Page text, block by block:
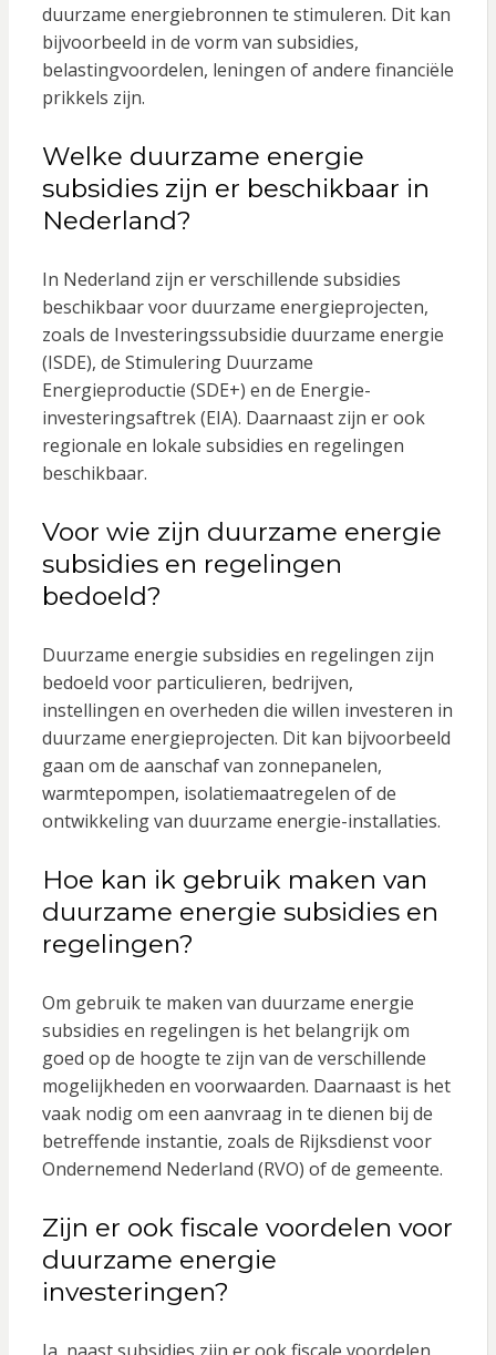
duurzame energiebronnen te stimuleren. Dit kan
bijvoorbeeld in de vorm van subsidies,
belastingvoordelen, leningen of andere financiële
prikkels zijn.
Welke duurzame energie
subsidies zijn er beschikbaar in
Nederland?
In Nederland zijn er verschillende subsidies
beschikbaar voor duurzame energieprojecten,
zoals de Investeringssubsidie duurzame energie
(ISDE), de Stimulering Duurzame
Energieproductie (SDE+) en de Energie-
investeringsaftrek (EIA). Daarnaast zijn er ook
regionale en lokale subsidies en regelingen
beschikbaar.
Voor wie zijn duurzame energie
subsidies en regelingen
bedoeld?
Duurzame energie subsidies en regelingen zijn
bedoeld voor particulieren, bedrijven,
instellingen en overheden die willen investeren in
duurzame energieprojecten. Dit kan bijvoorbeeld
gaan om de aanschaf van zonnepanelen,
warmtepompen, isolatiemaatregelen of de
ontwikkeling van duurzame energie-installaties.
Hoe kan ik gebruik maken van
duurzame energie subsidies en
regelingen?
Om gebruik te maken van duurzame energie
subsidies en regelingen is het belangrijk om
goed op de hoogte te zijn van de verschillende
mogelijkheden en voorwaarden. Daarnaast is het
vaak nodig om een aanvraag in te dienen bij de
betreffende instantie, zoals de Rijksdienst voor
Ondernemend Nederland (RVO) of de gemeente.
Zijn er ook fiscale voordelen voor
duurzame energie
investeringen?